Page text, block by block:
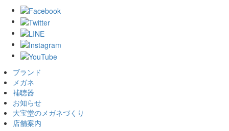
ブランド
メガネ
補聴器
お知らせ
大宝堂のメガネづくり
店舗案内